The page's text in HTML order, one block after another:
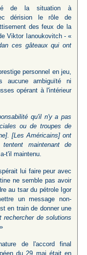
de la situation à
dérision le rôle de
des feux de la
Viktor Ianoukovitch - «
ces gâteaux qui ont
personnel en jeu,
aucune ambiguïté ni
opérant à l'intérieur
qu'il n'y a pas
ou de troupes de
[Les Américains] ont
maintenant de
t'il maintenu.
lui faire peur avec
ne semble pas avoir
au tsar du pétrole Igor
un message non-
en train de donner une
rechercher de solutions
de l'accord final
du 29 mai était en